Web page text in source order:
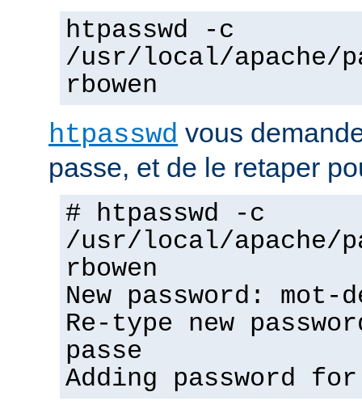
htpasswd -c
/usr/local/apache/
rbowen
htpasswd vous
passe, et de le retaper
# htpasswd -c
/usr/local/apache/
rbowen
New password: mot-
Re-type new
passe
Adding password